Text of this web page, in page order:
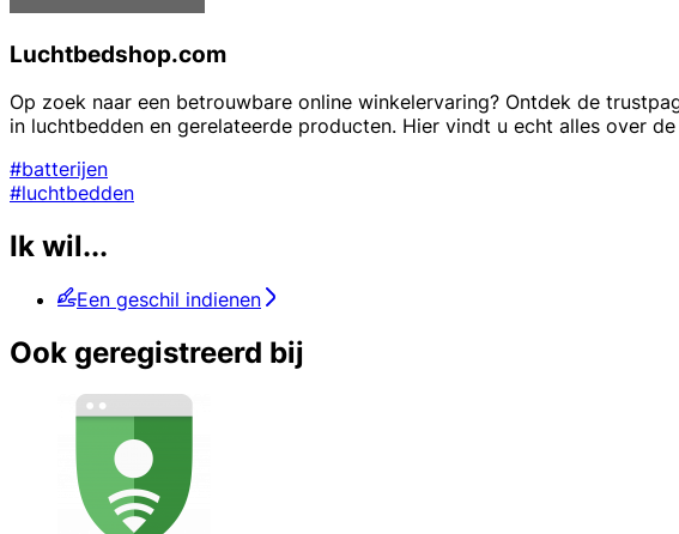
Luchtbedshop.com
Op zoek naar een betrouwbare online winkelervaring? Ontdek de
in luchtbedden en gerelateerde producten. Hier vindt u echt alles over
#batterijen
#luchtbedden
Ik wil...
Een geschil indienen
Ook geregistreerd bij